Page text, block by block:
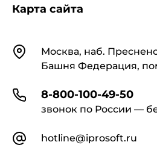
КонтактыМосква, наб.
Башня Федерация,
8-800-100-49-50
звонок по России —
hotline@iprosoft.ru
Карта сайта